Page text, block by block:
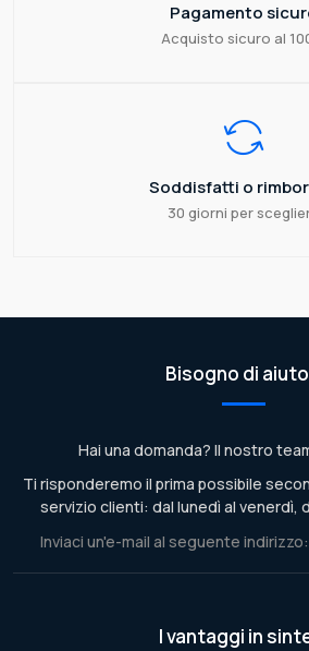
Pagamento
Acquisto sicuro al
Soddisfatti o
30 giorni per
Bisogno di
Hai una domanda? Il nostro
Ti risponderemo il prima possibile
servizio clienti: dal lunedì al venerdì,
Inviaci un'e-mail al seguente indirizzo:
I vantaggi in